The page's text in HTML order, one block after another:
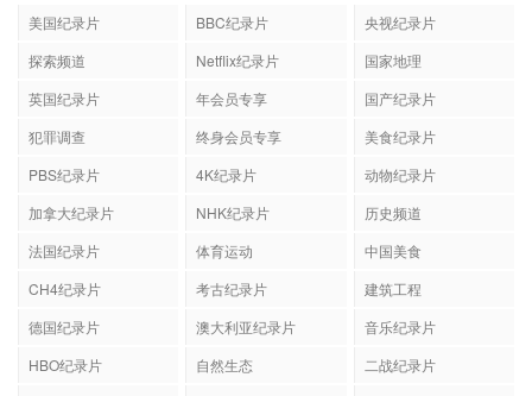
美国纪录片 BBC纪录片
央视纪录片
探索频道
Netflix纪录片
国家地理
英国纪录片
年会员专享
国产纪录片
犯罪调查
终身会员专享
美食纪录片
PBS纪录片
4K纪录片
动物纪录片
加拿大纪录片
NHK纪录片
历史频道
法国纪录片
体育运动
中国美食
CH4纪录片
考古纪录片
建筑工程
德国纪录片
澳大利亚纪录片
音乐纪录片
HBO纪录片
自然生态
二战纪录片